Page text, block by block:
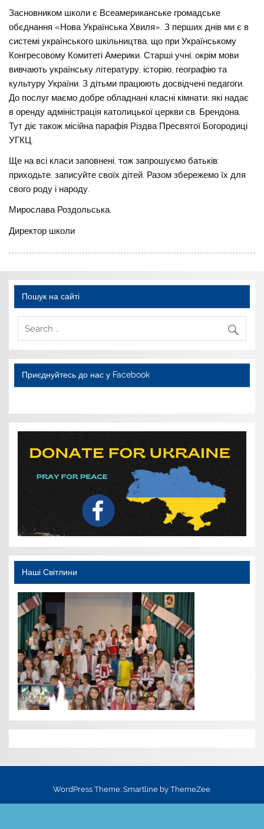
Засновником школи є Всеамериканське громадське
обєднання «Нова Українська Хвиля». З перших днів ми є в
системі українського шкільництва, що при Українському
Конгресовому Комитеті Америки. Старші учні, окрім мови
вивчають українську літературу, історію, географію та
культуру України. З дітьми працюють досвідчені педагоги.
До послуг маємо добре обладнані класні кімнати, які надає
в оренду адміністрація католицької церкви св. Брендона.
Тут діє також місійна парафія Різдва Пресвятої Богородиці
УГКЦ.
Ще на всі класи заповнені, тож запрошуємо батьків:
приходьте, записуйте своїх дітей. Разом збережемо їх для
свого роду і народу.
Мирослава Роздольська,
Директор школи
Пошук на сайті
Приєднуйтесь до нас у Facebook
WordPress YouTube
Наші Світлини
WordPress Theme: Smartline by ThemeZee.